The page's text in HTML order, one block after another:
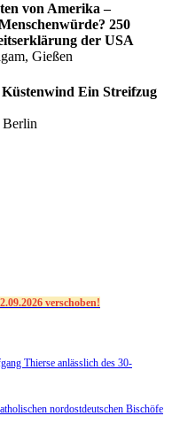
von Amerika –
250
der USA
Gießen
Ein Streifzug
Berlin
verschoben!
Thierse anlässlich des 30-
nordostdeutschen Bischöfe